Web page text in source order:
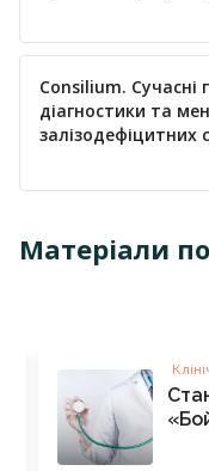
Consilium. Сучасні
діагностики та
залізодефіцитних
Матеріали